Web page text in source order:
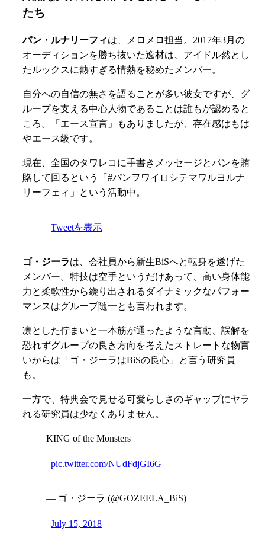
たち
パン・ルナリーフィは、メロメロ担当。2017年3月の
オーディションを勝ち抜いた逸材は、アイドル然とし
たルックスに熱すぎる情熱を秘めたメンバー。
自分への自信の無さを語ることが多い彼女ですが、グ
ループを支える中心人物であることは誰もが認めると
ころ。「エース宣言」もありましたが、存在感はもは
やエース級です。
現在、全国のタワレコに手書きメッセージとパンを賄
賂して回るという「#パンヲワイロシテマワルヨルナ
リーフェィ」という活動中。
Tweetを表示
ゴ・ジーラは、会社員から新生BiSへと転身を遂げた
メンバー。特技は空手というだけあって、高い身体能
力と柔軟性から繰り出されるダイナミックなパフォー
マンスはグループ随一とも言われます。
凛とした佇まいと一本筋が通ったような言動、誤解を
恐れずグループの良き方向を考えたストレートな物言
いからは「ゴ・ジーラはBiSの良心」と言う研究員
も。
一方で、特典会で見せる可愛らしさのギャップにヤラ
れる研究員は少なくありません。
KING of the Monsters
pic.twitter.com/NUdFdjGI6G
— ゴ・ジーラ (@GOZEELA_BiS)
July 15, 2018